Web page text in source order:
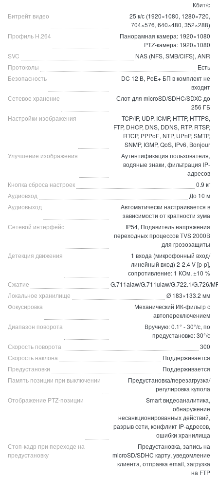
Кбит/с
Битрейт видео
25 к/с (1920×1080, 1280×720,
704×576, 640×480, 352×288)
Профиль H.264
Панорамная камера: 1920×1080
PTZ-камера: 1920×1080
SVC
NAS (NFS, SMB/CIFS), ANR
Протоколы
Есть
Безопасность
DC 12 В, PoE+ БП в комплект не
входит
Сетевое хранение
Слот для microSD/SDHC/SDXC до
256 ГБ
Настройки изображения
TCP/IP, UDP, ICMP, HTTP, HTTPS,
FTP, DHCP, DNS, DDNS, RTP, RTSP,
RTCP, PPPoE, NTP, UPnP, SMTP,
SNMP, IGMP, QoS, IPv6, Bonjour
Улучшение изображения
Аутентификация пользователя,
водяные знаки, фильтрация IP-
адресов
Кнопка сброса настроек
0.9 кг
Аудиовход
До 10 м
Аудиовыход
Автоматически настраивается в
зависимости от кратности зума
Сетевой интерфейс
IP54, Подавитель напряжения
переходных процессов TVS 2000В
для грозозащиты
Детекция движения
1 входа (микрофонный вход/
линейный вход) 2-2.4 V [p-p],
сопротивление: 1 КОм, ±10 %
Сжатие
G.711alaw/G.711ulaw/G.722.1/G.726/
Локальное хранилище
Ø 183×133.2 мм
Фокусировка
Механический ИК-фильтр с
автопереключением
Диапазон поворота
Вручную: 0.1° - 30°/с, по
предустановке: 30°/с
Скорость поворота
300
Скорость наклона
Поддерживается
Предустановки
Поддерживается
Память позиции при выключении
Предустановка/перезагрузка/
регулировка купола
Отображение PTZ-позиции
Smart видеоаналитика,
обнаружение
несанкционированных действий,
разрыв сети, конфликт IP-адресов,
ошибки хранилища
Стоп-кадр при переходе на
предустановку
Предустановка, запись на
microSD/SDHC карту, уведомление
клиента, отправка email, загрузка
на FTP